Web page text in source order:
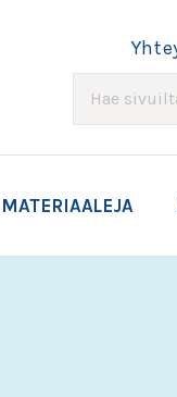
MATERIAALEJA